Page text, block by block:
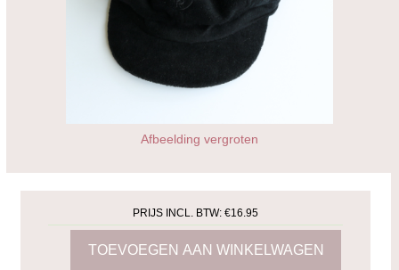
Afbeelding vergroten
PRIJS INCL. BTW:€16.95